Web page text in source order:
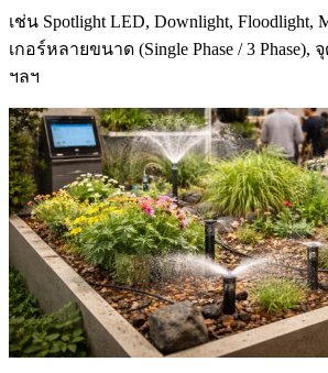
เช่น Spotlight LED, Downlight, Floodlight,
เกอร์หลายขนาด (Single Phase / 3 Phase),
ฯลฯ